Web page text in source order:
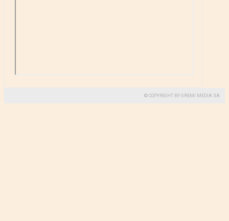
© COPYRIGHT BY GREMI MEDIA SA